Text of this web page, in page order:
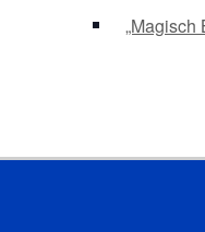
„Magisch